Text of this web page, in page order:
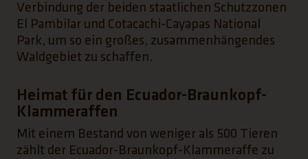
Verbindung der beiden staatlichen Schutzzonen
El Pambilar und Cotacachi-Cayapas National
Park, um so ein großes, zusammenhängendes
Waldgebiet zu schaffen.
Heimat für den Ecuador-Braunkopf-
Klammeraffen
Mit einem Bestand von weniger als 500 Tieren
zählt der Ecuador-Braunkopf-Klammeraffe zu